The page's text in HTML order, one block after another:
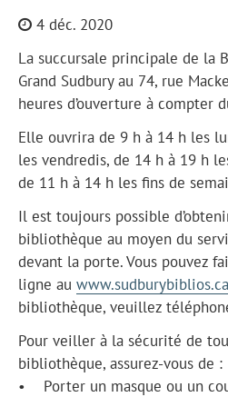
4 déc. 2020
La succursale principale de la
Grand Sudbury au 74, rue
heures d’ouverture à compter
Elle ouvrira de 9 h à 14 h les
les vendredis, de 14 h à 19 h
de 11 h à 14 h les fins de
Il est toujours possible
bibliothèque au moyen du
devant la porte. Vous pouvez
ligne au
bibliothèque, veuillez
Pour veiller à la sécurité de
bibliothèque, assurez-vous de :
• Porter un masque ou un